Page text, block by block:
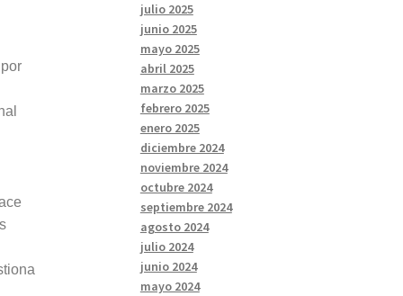
julio 2025
junio 2025
mayo 2025
abril 2025
marzo 2025
febrero 2025
enero 2025
diciembre 2024
noviembre 2024
octubre 2024
septiembre 2024
agosto 2024
julio 2024
junio 2024
mayo 2024